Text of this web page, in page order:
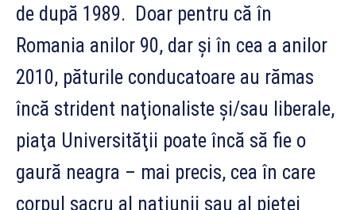
de după 1989. Doar pentru că în
Romania anilor 90, dar şi în cea a anilor
2010, păturile conducatoare au rămas
încă strident naţionaliste şi/sau liberale,
piaţa Universităţii poate încă să fie o
gaură neagra – mai precis, cea în care
corpul sacru al naţiunii sau al pieţei